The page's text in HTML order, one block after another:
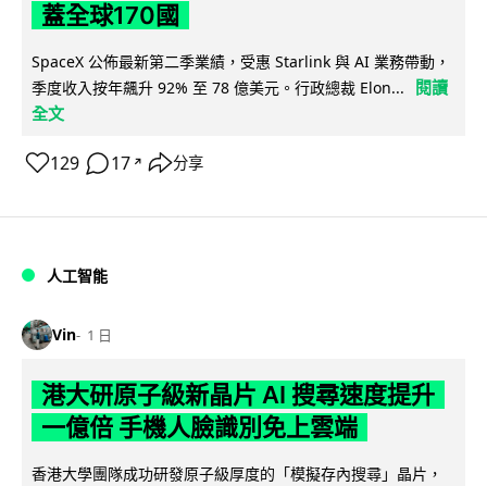
蓋全球170國
SpaceX 公佈最新第二季業績，受惠 Starlink 與 AI 業務帶動，
季度收入按年飆升 92% 至 78 億美元。行政總裁 Elon...
閱讀
全文
129 17 ↗ 分享
人工智能
Vin 1 日
港大研原子級新晶片 AI 搜尋速度提升
一億倍 手機人臉識別免上雲端
香港大學團隊成功研發原子級厚度的「模擬存內搜尋」晶片，